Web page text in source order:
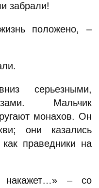
забрали!
положено, –
серьезными,
Мальчик
монахов. Он
они казались
праведники на
накажет…» – со